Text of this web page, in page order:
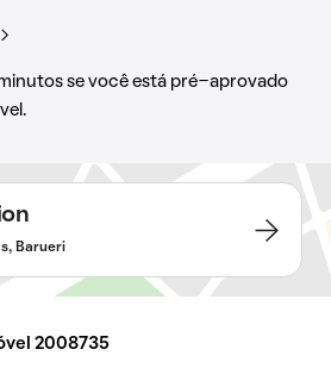
se você está pré-aprovado
Barueri
2008735